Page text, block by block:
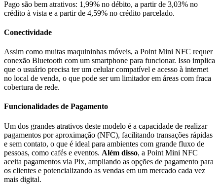
Pago são bem atrativos: 1,99% no débito, a partir de 3,03% no
crédito à vista e a partir de 4,59% no crédito parcelado.
Conectividade
Assim como muitas maquininhas móveis, a Point Mini NFC requer
conexão Bluetooth com um smartphone para funcionar. Isso implica
que o usuário precisa ter um celular compatível e acesso à internet
no local de venda, o que pode ser um limitador em áreas com fraca
cobertura de rede.
Funcionalidades de Pagamento
Um dos grandes atrativos deste modelo é a capacidade de realizar
pagamentos por aproximação (NFC), facilitando transações rápidas
e sem contato, o que é ideal para ambientes com grande fluxo de
pessoas, como cafés e eventos. Além disso, a Point Mini NFC
aceita pagamentos via Pix, ampliando as opções de pagamento para
os clientes e potencializando as vendas em um mercado cada vez
mais digital.